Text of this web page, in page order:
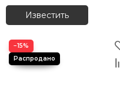
Известить
−15%